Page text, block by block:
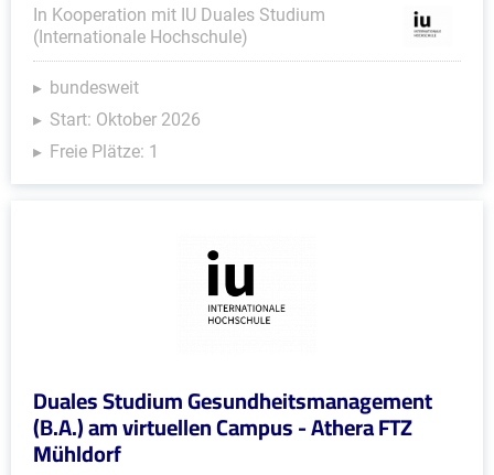
In Kooperation mit IU Duales Studium
(Internationale Hochschule)
bundesweit
Start: Oktober 2026
Freie Plätze: 1
Duales Studium Gesundheitsmanagement
(B.A.) am virtuellen Campus - Athera FTZ
Mühldorf